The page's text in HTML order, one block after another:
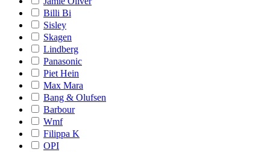
Billi Bi
Sisley
Skagen
Lindberg
Panasonic
Piet Hein
Max Mara
Bang & Olufsen
Barbour
Wmf
Filippa K
OPI